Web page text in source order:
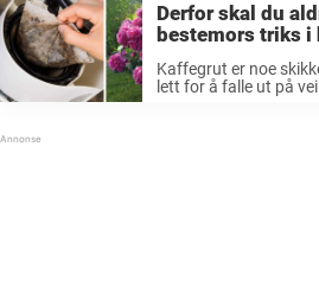
Derfor skal du
bestemors triks i
sjalu
Kaffegrut er noe
lett for å falle ut på